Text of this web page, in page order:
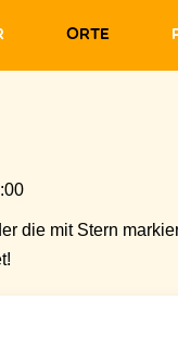
Orte
die mit Stern